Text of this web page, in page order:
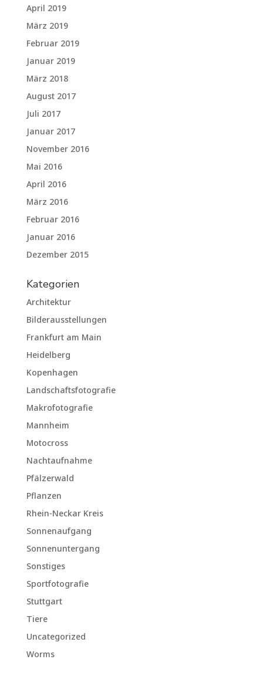
April 2019
März 2019
Februar 2019
Januar 2019
März 2018
August 2017
Juli 2017
Januar 2017
November 2016
Mai 2016
April 2016
März 2016
Februar 2016
Januar 2016
Dezember 2015
Kategorien
Architektur
Bilderausstellungen
Frankfurt am Main
Heidelberg
Kopenhagen
Landschaftsfotografie
Makrofotografie
Mannheim
Motocross
Nachtaufnahme
Pfälzerwald
Pflanzen
Rhein-Neckar Kreis
Sonnenaufgang
Sonnenuntergang
Sonstiges
Sportfotografie
Stuttgart
Tiere
Uncategorized
Worms